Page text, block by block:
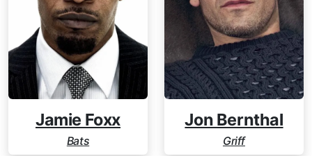
Jamie Foxx
Bats
Jon Bernthal
Griff